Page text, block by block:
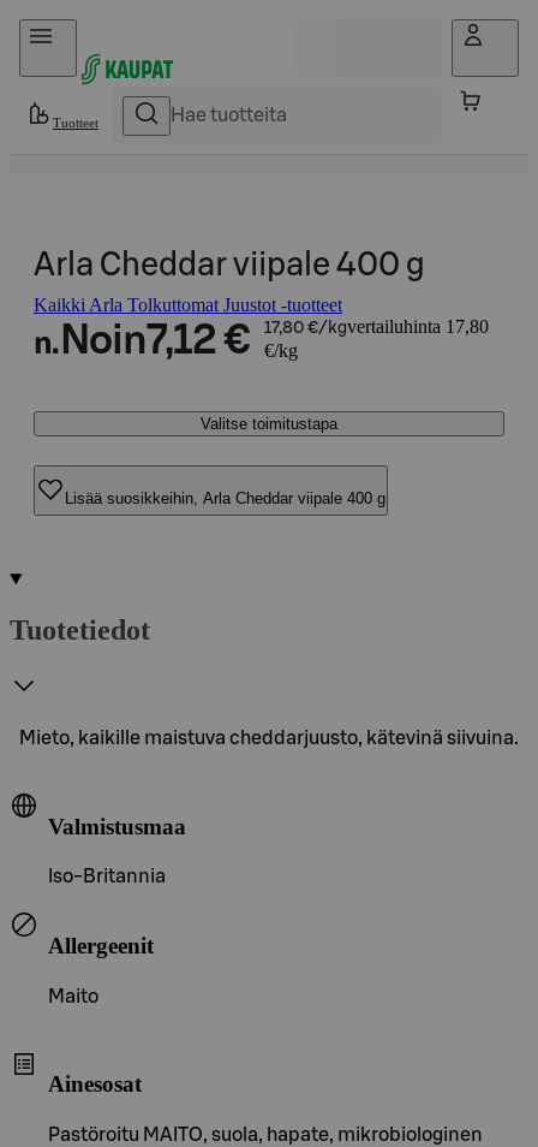
Hyppää sisältöön
Tuotteet
Arla Cheddar viipale 400 g
Kaikki Arla Tolkuttomat Juustot -tuotteet
n. Noin7,12 € 17,80 €/kgvertailuhinta 17,80
€/kg
Valitse toimitustapa
Lisää suosikkeihin, Arla Cheddar viipale 400 g
Tuotetiedot
Mieto, kaikille maistuva cheddarjuusto, kätevinä siivuina.
Valmistusmaa
Iso-Britannia
Allergeenit
Maito
Ainesosat
Pastöroitu MAITO, suola, hapate, mikrobiologinen